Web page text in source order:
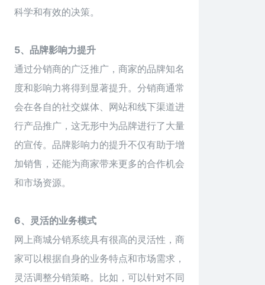
科学和有效的决策。
5、品牌影响力提升
通过分销商的广泛推广，商家的品牌知名
度和影响力将得到显著提升。分销商通常
会在各自的社交媒体、网站和线下渠道进
行产品推广，这无形中为品牌进行了大量
的宣传。品牌影响力的提升不仅有助于增
加销售，还能为商家带来更多的合作机会
和市场资源。
6、灵活的业务模式
网上商城分销系统具有很高的灵活性，商
家可以根据自身的业务特点和市场需求，
灵活调整分销策略。比如，可以针对不同